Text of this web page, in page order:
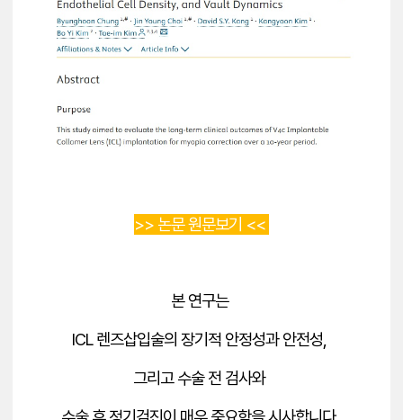
>> 논문 원문보기 <<
본 연구는
ICL 렌즈삽입술의 장기적 안정성과 안전성,
그리고 수술 전 검사와